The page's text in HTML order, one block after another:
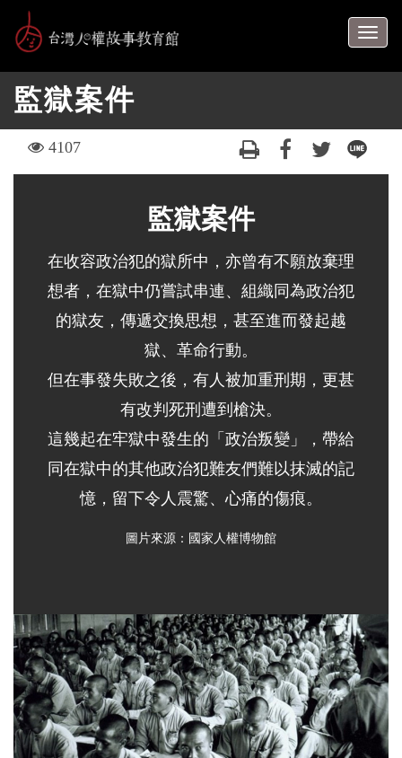
要
監獄案件
visit
4107
監獄案件
在收容政治犯的獄所中，亦曾有不願放棄理
想者，在獄中仍嘗試串連、組織同為政治犯
的獄友，傳遞交換思想，甚至進而發起越
獄、革命行動。
但在事發失敗之後，有人被加重刑期，更甚
有改判死刑遭到槍決。
這幾起在牢獄中發生的「政治叛變」，帶給
同在獄中的其他政治犯難友們難以抹滅的記
憶，留下令人震驚、心痛的傷痕。
圖片來源：國家人權博物館